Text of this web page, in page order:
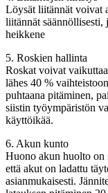
Löysät liitännät voivat
liitännät säännöllisesti,
heikkene
5. Roskien hallinta
Roskat voivat
lähes 40 %
puhtaana pitäminen,
siistin työympäristön
käyttöikää.
6. Akun kunto
Huono akun huolto on
että akut on ladattu
asianmukaisesti.